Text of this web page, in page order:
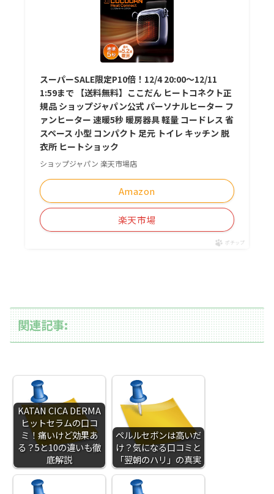
スーパーSALE限定P10倍！12/4 20:00〜12/11
1:59まで 【送料無料】ここだん ヒートコネクト正
規品 ショップジャパン公式 パーソナルヒーター フ
ァンヒーター 速暖5秒 暖房器具 軽量 コードレス 省
スペース 小型 コンパクト 足元 トイレ キッチン 脱
衣所 ヒートショック
ショップジャパン 楽天市場店
Amazon
楽天市場
ポチップ
関連記事:
KATAN CICA DERMA
ヒットセラムの口コ
ミ！痛いけど効果あ
る？5と10の違いも徹
底解説
ペルルセボンは高いだ
け？気になる口コミと
「翌朝のハリ」の真実